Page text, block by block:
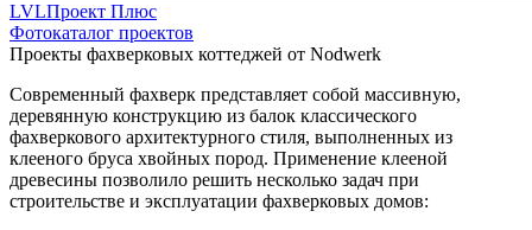
LVLПроект Плюс
Фотокаталог проектов
Проекты фахверковых коттеджей от Nodwerk
Современный фахверк представляет собой массивную,
деревянную конструкцию из балок классического
фахверкового архитектурного стиля, выполненных из
клееного бруса хвойных пород. Применение клееной
древесины позволило решить несколько задач при
строительстве и эксплуатации фахверковых домов: